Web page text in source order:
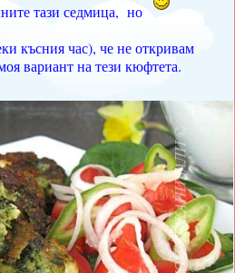
тази седмица, но
късния час), че не откривам
вариант на тези кюфтета.